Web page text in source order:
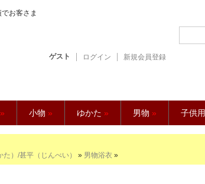
お客さま
ゲスト ログイン 新規会員登録
» 小物 » ゆかた » 男物 » 子供用
）/甚平（じんべい） » 男物浴衣 »